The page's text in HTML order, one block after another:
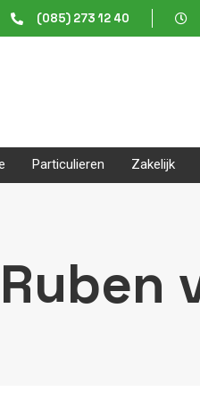
(085) 273 12 40
Particulieren Zakelijk